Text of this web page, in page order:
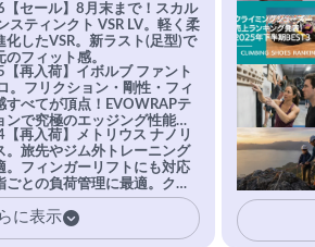
セール】8月末まで！スカル
スティンクト VSR LV。軽く柔
化したVSR。新ラスト(足型)で
のフィット感。
再入荷】イボルブ ファント
。フリクション・剛性・フィ
すべてが頂点！EVOWRAPテ
ンで究極のエッジング性能を
進化系ラバーEvo-74はTRAX
する粘着力で極小ホールドに
再入荷】メトリウス ナノリ
。旅先やジム外トレーニング
。フィンガーリフトにも対応
ごとの負荷管理に最適。クラ
の指を本気で鍛えるギア。
に表示